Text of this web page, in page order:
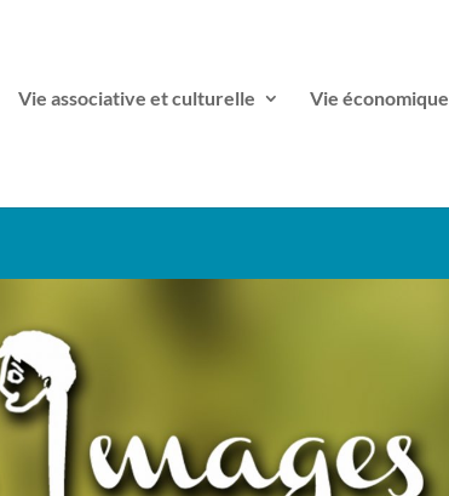
Vie associative et culturelle Vie économique